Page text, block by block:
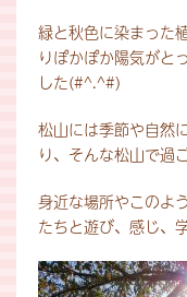
緑と秋色に染まった
りぽかぽか陽気がと
した(#^.^#)
松山には季節や自然
り、そんな松山で過
身近な場所やこのよ
たちと遊び、感じ、